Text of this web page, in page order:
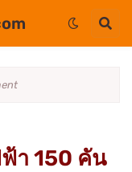
า 150 คัน